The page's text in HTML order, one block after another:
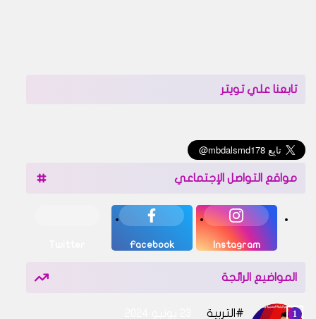
تابعنا علي تويتر
مواقع التواصل الإجتماعي
Instagram
Facebook
المواضيع الرائجة
التربية